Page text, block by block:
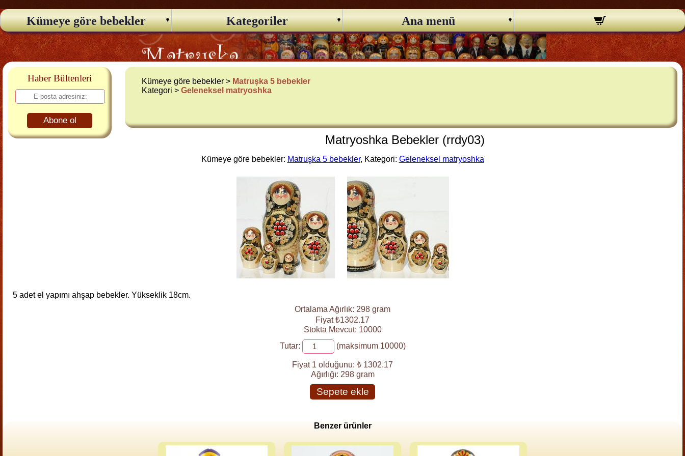
Kümeye göre bebekler Kategoriler Ana menü
Haber Bültenleri
Abone ol
Kümeye göre bebekler > Matruşka 5 bebekler
Kategori >Geleneksel matryoshka
Matryoshka Bebekler (rrdy03)
Kümeye göre bebekler: Matruşka 5 bebekler, Kategori: Geleneksel matryoshka
5 adet el yapımı ahşap bebekler. Yükseklik 18cm.
Ortalama Ağırlık: 298 gram
Fiyat ₺1302.17
Stokta Mevcut: 10000
Tutar:
(maksimum 10000)
Fiyat 1 olduğunu: ₺ 1302.17
Ağırlığı: 298 gram
Sepete ekle
Benzer ürünler